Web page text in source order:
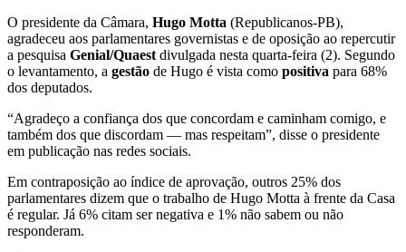
O presidente da Câmara, Hugo Motta (Republicanos-PB),
agradeceu aos parlamentares governistas e de oposição ao repercutir
a pesquisa Genial/Quaest divulgada nesta quarta-feira (2). Segundo
o levantamento, a gestão de Hugo é vista como positiva para 68%
dos deputados.
“Agradeço a confiança dos que concordam e caminham comigo, e
também dos que discordam — mas respeitam”, disse o presidente
em publicação nas redes sociais.
Em contraposição ao índice de aprovação, outros 25% dos
parlamentares dizem que o trabalho de Hugo Motta à frente da Casa
é regular. Já 6% citam ser negativa e 1% não sabem ou não
responderam.